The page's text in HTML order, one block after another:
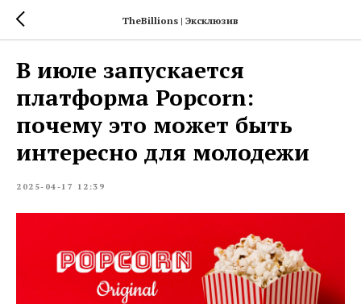
TheBillions | Эксклюзив
В июле запускается
платформа Popcorn:
почему это может быть
интересно для молодежи
2025-04-17 12:39